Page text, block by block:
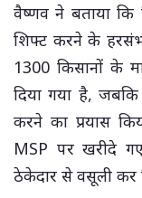
वैष्णव ने बताया
शिफ्ट करने के
1300 किसानों के
दिया गया है,
करने का प्रयास
MSP पर खरीदे
ठेकेदार से वसूली कर